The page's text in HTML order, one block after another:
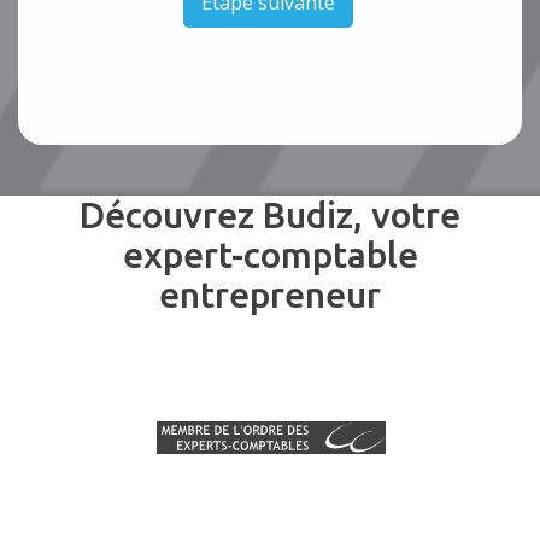
Découvrez Budiz, votre
expert-comptable
entrepreneur